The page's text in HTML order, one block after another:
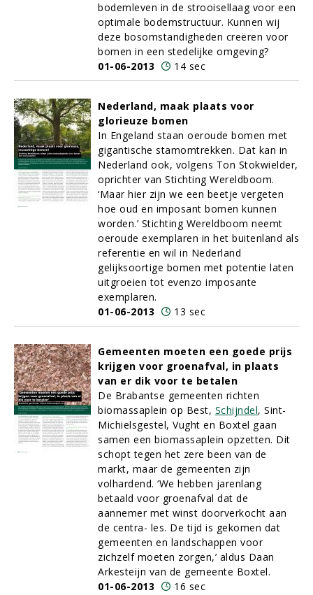
bodemleven in de strooisellaag voor een
optimale bodemstructuur. Kunnen wij
deze bosomstandigheden creëren voor
bomen in een stedelijke omgeving?
01-06-2013
14 sec
Nederland, maak plaats voor
glorieuze bomen
In Engeland staan oeroude bomen met
gigantische stamomtrekken. Dat kan in
Nederland ook, volgens Ton Stokwielder,
oprichter van Stichting Wereldboom.
‘Maar hier zijn we een beetje vergeten
hoe oud en imposant bomen kunnen
worden.’ Stichting Wereldboom neemt
oeroude exemplaren in het buitenland als
referentie en wil in Nederland
gelijksoortige bomen met potentie laten
uitgroeien tot evenzo imposante
exemplaren.
01-06-2013
13 sec
Gemeenten moeten een goede prijs
krijgen voor groenafval, in plaats
van er dik voor te betalen
De Brabantse gemeenten richten
biomassaplein op Best, Schijndel, Sint-
Michielsgestel, Vught en Boxtel gaan
samen een biomassaplein opzetten. Dit
schopt tegen het zere been van de
markt, maar de gemeenten zijn
volhardend. ‘We hebben jarenlang
betaald voor groenafval dat de
aannemer met winst doorverkocht aan
de centra- les. De tijd is gekomen dat
gemeenten en landschappen voor
zichzelf moeten zorgen,’ aldus Daan
Arkesteijn van de gemeente Boxtel.
01-06-2013
16 sec